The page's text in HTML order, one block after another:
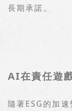
長期承諾。
AI在責任遊
隨著ESG的加